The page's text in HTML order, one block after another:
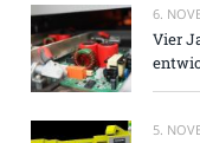
6.
Vier
5.